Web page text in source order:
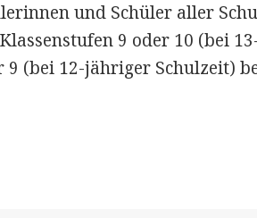
und Schüler aller
9 oder 10 (bei
9 (bei 12-jähriger Schulzeit)
jetzt um START-